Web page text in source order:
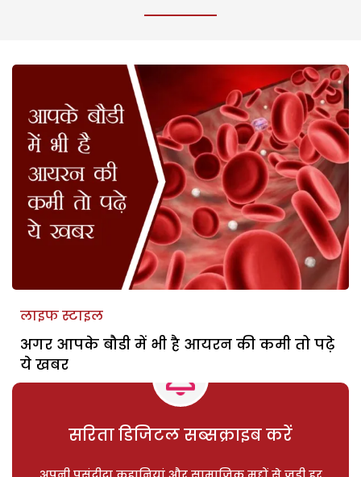
लाइफ स्टाइल
अगर आपके बौडी में भी है आयरन की कमी तो पढ़े
ये खबर
सरिता डिजिटल सब्सक्राइब करें